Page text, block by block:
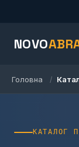
NOVO
Головна /
КАТАЛОГ